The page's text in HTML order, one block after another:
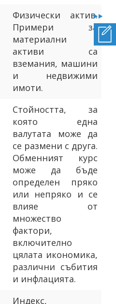
Физически актив.
Примери за
материални
активи са
вземания, машини
и недвижими
имоти.
Стойността, за
която една
валутата може да
се размени с друга.
Обменният курс
може да бъде
определен пряко
или непряко и се
влияе от
множество
фактори,
включително
цялата икономика,
различни събития
и инфлацията.
Индекс,